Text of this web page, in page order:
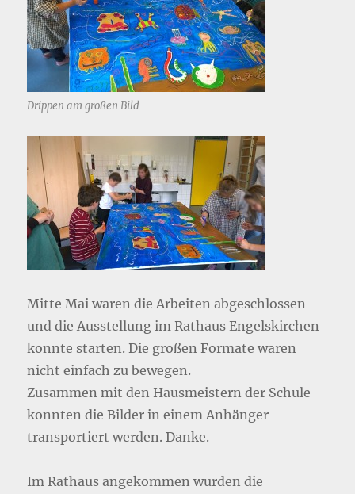
Drippen am großen Bild
Mitte Mai waren die Arbeiten abgeschlossen
und die Ausstellung im Rathaus Engelskirchen
konnte starten. Die großen Formate waren
nicht einfach zu bewegen.
Zusammen mit den Hausmeistern der Schule
konnten die Bilder in einem Anhänger
transportiert werden. Danke.
Im Rathaus angekommen wurden die